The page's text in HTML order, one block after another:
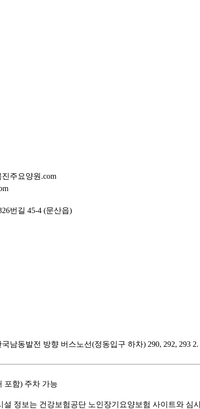
주요양원.com
번길 45-4 (문산읍)
남동발전 방향 버스노선(정동입구 하차) 290, 292,
포함) 주차 가능
정보는 건강보험공단 노인장기요양보험 사이트와